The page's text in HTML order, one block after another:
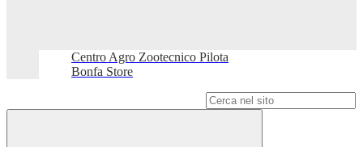
Centro Agro Zootecnico Pilota
Bonfa Store